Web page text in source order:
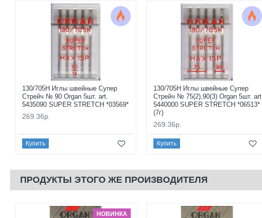
130/705H Иглы швейные Супер
Стрейч № 90 Organ 5шт. art.
5435090 SUPER STRETCH *03569*
269.36р.
Купить
130/705H Иглы швейные Супер
Стрейч № 75(2),90(3) Organ 5шт. art.
5440000 SUPER STRETCH *06513*
(7г)
269.36р.
Купить
ПРОДУКТЫ ЭТОГО ЖЕ ПРОИЗВОДИТЕЛЯ
НОВИНКА